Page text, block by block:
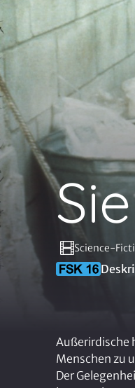
Science-
Außerirdische
Menschen zu
Der